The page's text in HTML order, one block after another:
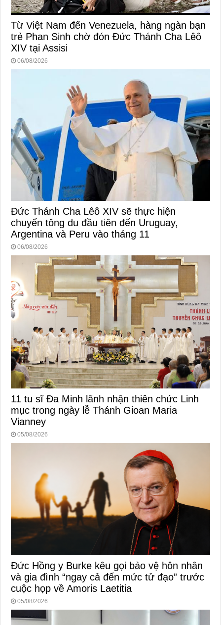
Từ Việt Nam đến Venezuela, hàng ngàn bạn
trẻ Phan Sinh chờ đón Đức Thánh Cha Lêô
XIV tại Assisi
06/08/2026
Đức Thánh Cha Lêô XIV sẽ thực hiện
chuyến tông du đầu tiên đến Uruguay,
Argentina và Peru vào tháng 11
06/08/2026
11 tu sĩ Đa Minh lãnh nhận thiên chức Linh
mục trong ngày lễ Thánh Gioan Maria
Vianney
05/08/2026
Đức Hồng y Burke kêu gọi bảo vệ hôn nhân
và gia đình “ngay cả đến mức tử đạo” trước
cuộc họp về Amoris Laetitia
05/08/2026